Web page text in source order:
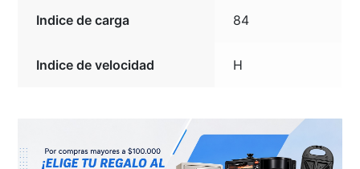
Indice de carga 84
Indice de velocidad H